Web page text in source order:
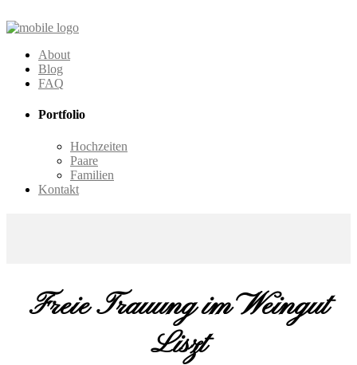
About
Blog
FAQ
Portfolio
Hochzeiten
Paare
Familien
Kontakt
Freie Trauung im Weingut
Liszt